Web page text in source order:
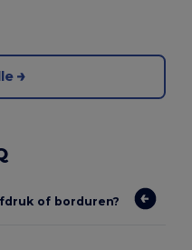
of borduren?